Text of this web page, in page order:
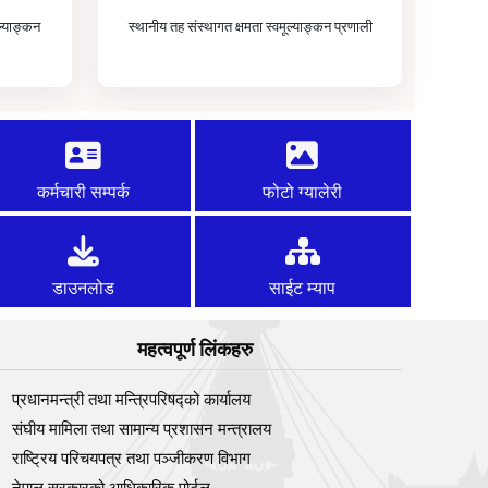
स्थानीय तह संस्थागत क्षमता स्वमूल्याङ्कन प्रणाली
कर्मचारी सम्पर्क फोटो ग्यालेरी
डाउनलोड साईट म्याप
महत्वपूर्ण लिंकहरु
प्रधानमन्त्री तथा मन्त्रिपरिषद्को कार्यालय
संघीय मामिला तथा सामान्य प्रशासन मन्त्रालय
राष्ट्रिय परिचयपत्र तथा पञ्‍जीकरण विभाग